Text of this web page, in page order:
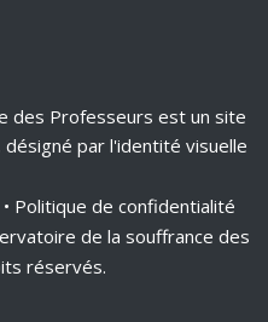
des Professeurs est un site
désigné par l'identité visuelle
• Politique de confidentialité
de la souffrance des
réservés.